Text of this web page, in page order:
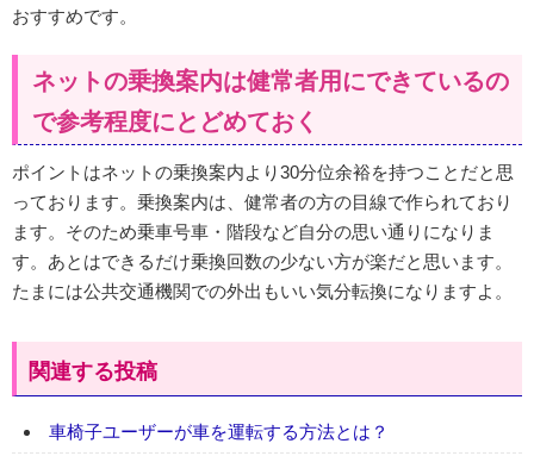
おすすめです。
ネットの乗換案内は健常者用にできているの
で参考程度にとどめておく
ポイントはネットの乗換案内より30分位余裕を持つことだと思
っております。乗換案内は、健常者の方の目線で作られており
ます。そのため乗車号車・階段など自分の思い通りになりま
す。あとはできるだけ乗換回数の少ない方が楽だと思います。
たまには公共交通機関での外出もいい気分転換になりますよ。
関連する投稿
車椅子ユーザーが車を運転する方法とは？